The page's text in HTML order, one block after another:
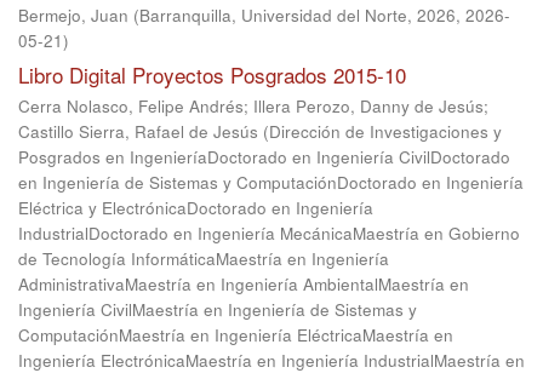
Bermejo, Juan (Barranquilla, Universidad del Norte, 2026, 2026-
05-21)
Libro Digital Proyectos Posgrados 2015-10
Cerra Nolasco, Felipe Andrés; Illera Perozo, Danny de Jesús;
Castillo Sierra, Rafael de Jesús (Dirección de Investigaciones y
Posgrados en IngenieríaDoctorado en Ingeniería CivilDoctorado
en Ingeniería de Sistemas y ComputaciónDoctorado en Ingeniería
Eléctrica y ElectrónicaDoctorado en Ingeniería
IndustrialDoctorado en Ingeniería MecánicaMaestría en Gobierno
de Tecnología InformáticaMaestría en Ingeniería
AdministrativaMaestría en Ingeniería AmbientalMaestría en
Ingeniería CivilMaestría en Ingeniería de Sistemas y
ComputaciónMaestría en Ingeniería EléctricaMaestría en
Ingeniería ElectrónicaMaestría en Ingeniería IndustrialMaestría en